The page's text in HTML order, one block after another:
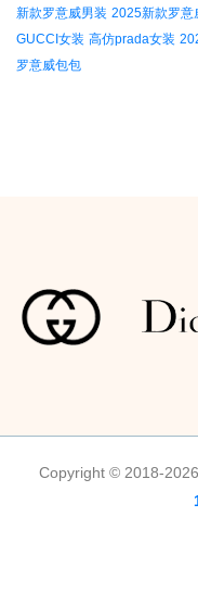
新款罗意威男装 2025新款罗意
GUCCI女装 高仿prada女装
罗意威包包
Copyright © 2018-2026